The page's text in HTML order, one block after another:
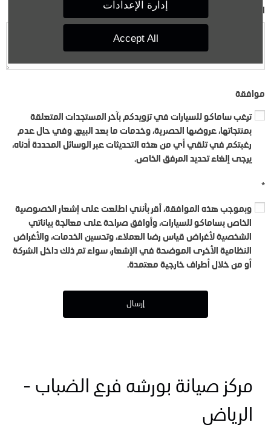
إدارة الإعدادات
Accept All
الإستفسار
موافقة
ترغب ساماكو للسيارات في تزويدكم بآخر المستجدات المتعلقة
بمنتجاتها، عروضها الحصرية، وخدمات ما بعد البيع، وفي حال عدم
رغبتكم في تلقي أي من هذه التحديثات عبر الوسائل المحددة أدناه،
يرجى إلغاء تحديد المرفق الخاص.
*
وبموجب هذه الموافقة، أقر بأنني اطلعت على إشعار الخصوصية
الخاص بساماكو للسيارات، وأوافق صراحة على معالجة بياناتي
الشخصية لأغراض قياس رضا العملاء، وتحسين الخدمات، والأغراض
النظامية الأخرى الموضحة في الإشعار، سواء تم ذلك داخل الشركة
أو من خلال أطراف خارجية معتمدة.
إرسال
مركز صيانة بورشه فرع الضباب -
الرياض